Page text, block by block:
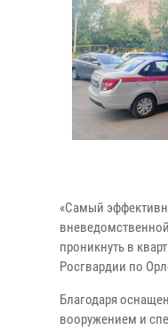
«Самый
проникнуть в
Росгвардии по
Благодаря
вооружением и